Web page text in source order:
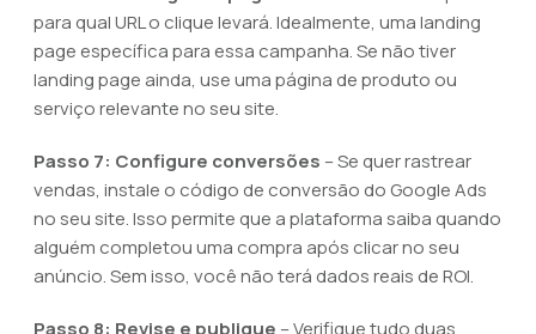
para qual URL o clique levará. Idealmente, uma landing
page específica para essa campanha. Se não tiver
landing page ainda, use uma página de produto ou
serviço relevante no seu site.
Passo 7: Configure conversões – Se quer rastrear
vendas, instale o código de conversão do Google Ads
no seu site. Isso permite que a plataforma saiba quando
alguém completou uma compra após clicar no seu
anúncio. Sem isso, você não terá dados reais de ROI.
Passo 8: Revise e publique – Verifique tudo duas